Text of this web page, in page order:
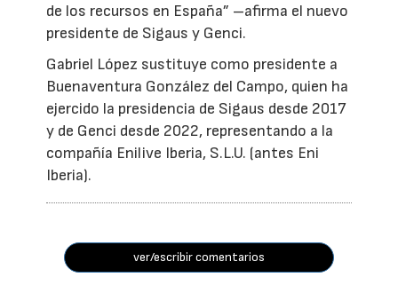
de los recursos en España” –afirma el nuevo
presidente de Sigaus y Genci.
Gabriel López sustituye como presidente a
Buenaventura González del Campo, quien ha
ejercido la presidencia de Sigaus desde 2017
y de Genci desde 2022, representando a la
compañía Enilive Iberia, S.L.U. (antes Eni
Iberia).
ver/escribir comentarios